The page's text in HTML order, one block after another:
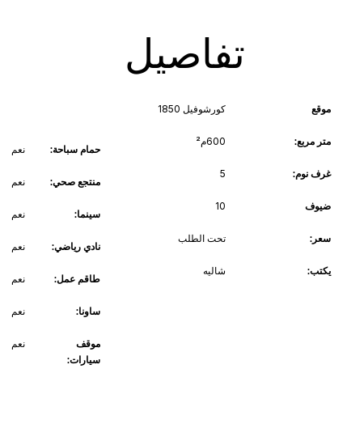
تفاصيل
موقع كورشوفيل 1850
متر مربع: 600م²
غرف نوم: 5
ضيوف 10
سعر: تحت الطلب
يكتب: شاليه
حمام سباحة: نعم
منتجع صحي: نعم
سينما: نعم
نادي رياضي: نعم
طاقم عمل: نعم
ساونا: نعم
موقف
سيارات:
نعم